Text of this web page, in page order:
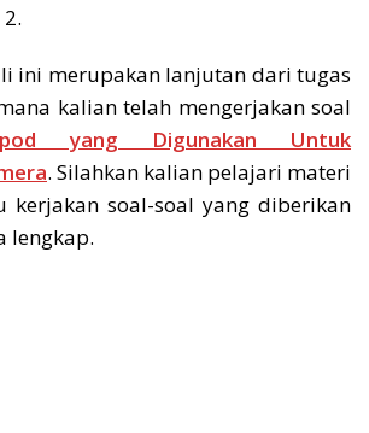
ini merupakan lanjutan dari tugas
kalian telah mengerjakan soal
yang Digunakan Untuk
. Silahkan kalian pelajari materi
kerjakan soal-soal yang diberikan
lengkap.